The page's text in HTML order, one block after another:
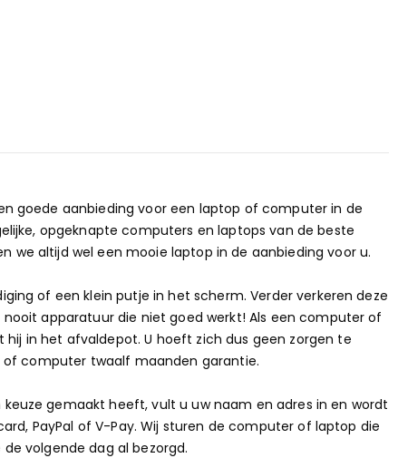
goede aanbieding voor een laptop of computer in de
opgeknapte computers en laptops van de beste
we altijd wel een mooie laptop in de aanbieding voor u.
of een klein putje in het scherm. Verder verkeren deze
apparatuur die niet goed werkt! Als een computer of
hij in het afvaldepot. U hoeft zich dus geen zorgen te
of computer twaalf maanden garantie.
gemaakt heeft, vult u uw naam en adres in en wordt
PayPal of V-Pay. Wij sturen de computer of laptop die
volgende dag al bezorgd.